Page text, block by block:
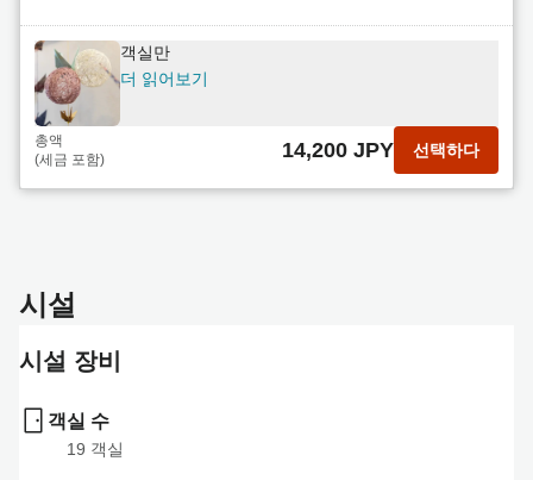
객실만
더 읽어보기
총액
(세금 포함)
14,200 JPY 선택하다
시설
시설 장비
객실 수
19 객실